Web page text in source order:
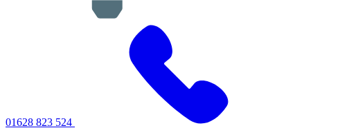
01628 823 524